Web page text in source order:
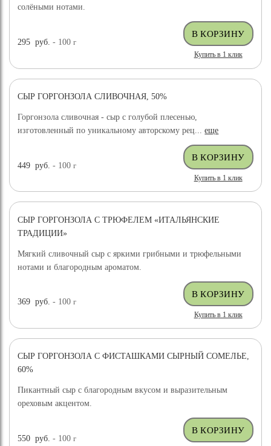
солёными нотами.
295 руб. - 100г
Купить в 1 клик
СЫР ГОРГОНЗОЛА СЛИВОЧНАЯ, 50%
Горгонзола сливочная - сыр с голубой плесенью,
изготовленный по уникальному авторскому рец...еще
449 руб. - 100г
Купить в 1 клик
СЫР ГОРГОНЗОЛА С ТРЮФЕЛЕМ «ИТАЛЬЯНСКИЕ
ТРАДИЦИИ»
Мягкий сливочный сыр с яркими грибными и трюфельными
нотами и благородным ароматом.
369 руб. - 100г
Купить в 1 клик
НОВИНКА
СЫР ГОРГОНЗОЛА С ФИСТАШКАМИ СЫРНЫЙ СОМЕЛЬЕ,
60%
Пикантный сыр с благородным вкусом и выразительным
ореховым акцентом.
550 руб. - 100г